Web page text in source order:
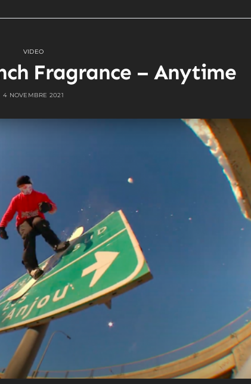
VIDEO
Fragrance – Anytime
4 NOVEMBRE 2021